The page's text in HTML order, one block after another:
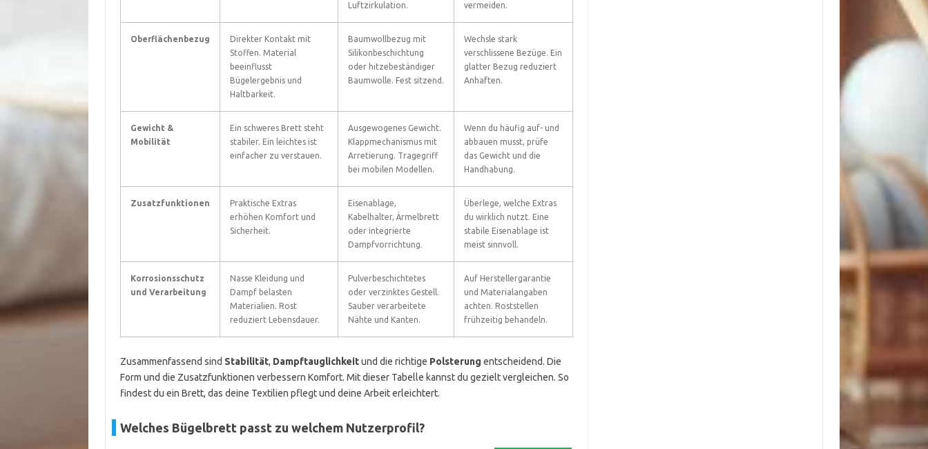
Luftzirkulation.
vermeiden.
Oberflächenbezug
Direkter Kontakt mit
Stoffen. Material
beeinflusst
Bügelergebnis und
Haltbarkeit.
Baumwollbezug mit
Silikonbeschichtung
oder hitzebeständiger
Baumwolle. Fest sitzend.
Wechsle stark
verschlissene Bezüge. Ein
glatter Bezug reduziert
Anhaften.
Gewicht &
Mobilität
Ein schweres Brett steht
stabiler. Ein leichtes ist
einfacher zu verstauen.
Ausgewogenes Gewicht.
Klappmechanismus mit
Arretierung. Tragegriff
bei mobilen Modellen.
Wenn du häufig auf- und
abbauen musst, prüfe
das Gewicht und die
Handhabung.
Zusatzfunktionen
Praktische Extras
erhöhen Komfort und
Sicherheit.
Eisenablage,
Kabelhalter, Ärmelbrett
oder integrierte
Dampfvorrichtung.
Überlege, welche Extras
du wirklich nutzt. Eine
stabile Eisenablage ist
meist sinnvoll.
Korrosionsschutz
und Verarbeitung
Nasse Kleidung und
Dampf belasten
Materialien. Rost
reduziert Lebensdauer.
Pulverbeschichtetes
oder verzinktes Gestell.
Sauber verarbeitete
Nähte und Kanten.
Auf Herstellergarantie
und Materialangaben
achten. Roststellen
frühzeitig behandeln.
Zusammenfassend sind Stabilität, Dampftauglichkeitund die richtige Polsterung entscheidend. Die
Form und die Zusatzfunktionen verbessern Komfort. Mit dieser Tabelle kannst du gezielt vergleichen. So
findest du ein Brett, das deine Textilien pflegt und deine Arbeit erleichtert.
Welches Bügelbrett passt zu welchem Nutzerprofil?